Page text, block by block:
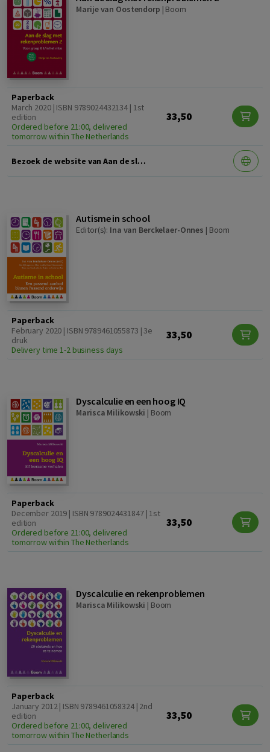
Marije van Oostendorp | Boom
Paperback
March 2020 | ISBN 9789024432134 | 1st
edition
Ordered before 21:00, delivered
tomorrow within The Netherlands
33,50
Bezoek de website van Aan de slag met rekenproblemen 2 en download aanvullend materiaal
Autisme in school
Editor(s): Ina van Berckelaer-Onnes | Boom
Paperback
February 2020 | ISBN 9789461055873 | 3e
druk
Delivery time 1-2 business days
33,50
Dyscalculie en een hoog IQ
Marisca Milikowski | Boom
Paperback
December 2019 | ISBN 9789024431847 | 1st
edition
Ordered before 21:00, delivered
tomorrow within The Netherlands
33,50
Dyscalculie en rekenproblemen
Marisca Milikowski | Boom
Paperback
January 2012 | ISBN 9789461058324 | 2nd
edition
Ordered before 21:00, delivered
tomorrow within The Netherlands
33,50